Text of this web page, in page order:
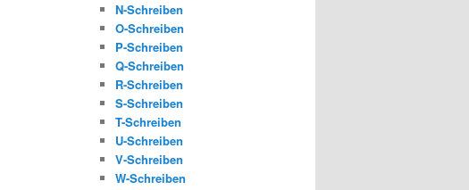
N-Schreiben
O-Schreiben
P-Schreiben
Q-Schreiben
R-Schreiben
S-Schreiben
T-Schreiben
U-Schreiben
V-Schreiben
W-Schreiben